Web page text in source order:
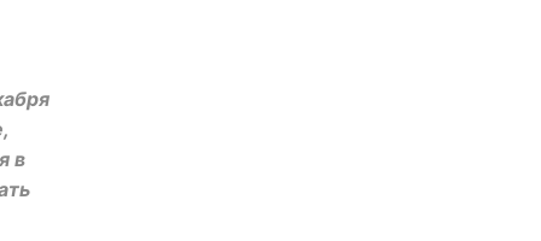
в